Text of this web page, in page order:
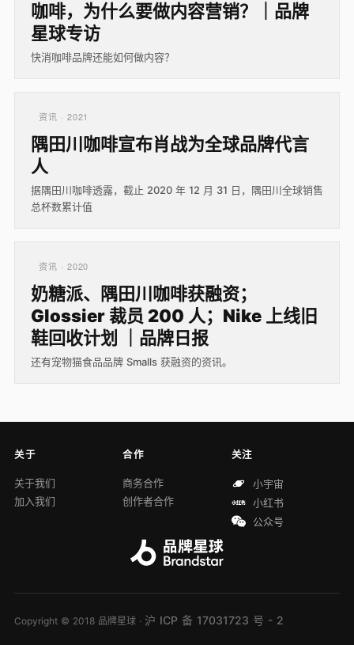
咖啡，为什么要做内容营销？｜品牌
星球专访
快消咖啡品牌还能如何做内容？
资讯 · 2021
隅田川咖啡宣布肖战为全球品牌代言
人
据隅田川咖啡透露，截止 2020 年 12 月 31 日，隅田川全球销售
总杯数累计值
资讯 · 2020
奶糖派、隅田川咖啡获融资；
Glossier 裁员 200 人；Nike 上线旧
鞋回收计划 ｜品牌日报
还有宠物猫食品品牌 Smalls 获融资的资讯。
关于
关于我们
加入我们
合作
商务合作
创作者合作
关注
小宇宙
小红书
公众号
Copyright © 2018 品牌星球 · 沪 ICP 备 17031723 号 - 2